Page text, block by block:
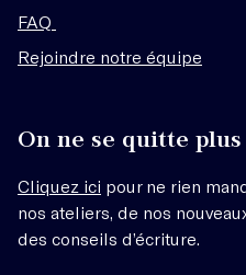
FAQ
Rejoindre notre équipe
On ne se quitte plus
Cliquez ici pour ne rien
nos ateliers, de nos
des conseils d’écriture.